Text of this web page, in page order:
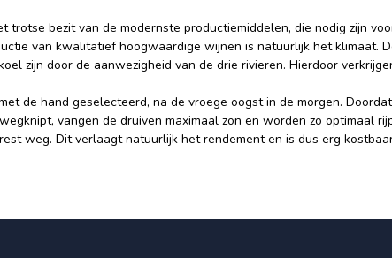
trotse bezit van de modernste productiemiddelen, die nodig zijn
van kwalitatief hoogwaardige wijnen is natuurlijk het klimaat.
zijn door de aanwezigheid van de drie rivieren. Hierdoor
de hand geselecteerd, na de vroege oogst in de morgen.
vangen de druiven maximaal zon en worden zo optimaal
weg. Dit verlaagt natuurlijk het rendement en is dus erg